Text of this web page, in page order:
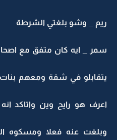
ريم _ وشو بلغتي الشرطة
سمر _ ايه كان متفق مع
يتقابلو في شقة ومعهم
اعرف هو رايح وين واتاكد
وبلغت عنه فعلا ومسكوه